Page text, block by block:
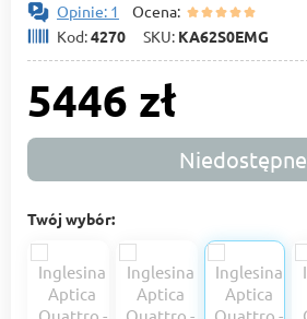
Opinie: 1
Ocena:
Kod:4270 SKU: KA62S0EMG
5446 zł
Niedostępne
Twój wybór: